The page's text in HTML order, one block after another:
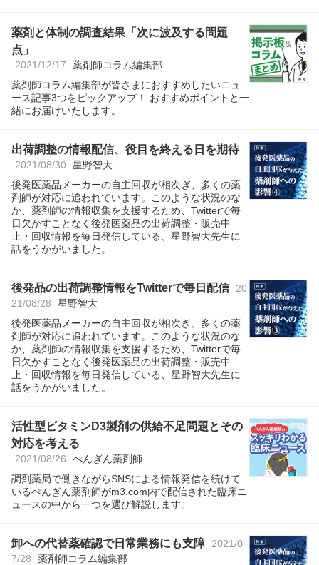
薬剤と体制の調査結果「次に波及する問題
点」
2021/12/17 薬剤師コラム編集部
薬剤師コラム編集部が皆さまにおすすめしたいニュ
ース記事3つをピックアップ！ おすすめポイントと一
緒にお届けいたします。
出荷調整の情報配信、役目を終える日を期待
2021/08/30 星野智大
後発医薬品メーカーの自主回収が相次ぎ、多くの薬
剤師が対応に追われています。このような状況のな
か、薬剤師の情報収集を支援するため、Twitterで毎
日欠かすことなく後発医薬品の出荷調整・販売中
止・回収情報を毎日発信している、星野智大先生に
話をうかがいました。
後発品の出荷調整情報をTwitterで毎日配信
20
21/08/28
星野智大
後発医薬品メーカーの自主回収が相次ぎ、多くの薬
剤師が対応に追われています。このような状況のな
か、薬剤師の情報収集を支援するため、Twitterで毎
日欠かすことなく後発医薬品の出荷調整・販売中
止・回収情報を毎日発信している、星野智大先生に
話をうかがいました。
活性型ビタミンD3製剤の供給不足問題とその
対応を考える
2021/08/26 ぺんぎん薬剤師
調剤薬局で働きながらSNSによる情報発信を続けて
いるぺんぎん薬剤師がm3.com内で配信された臨床ニ
ュースの中から一つを選び解説します。
卸への代替薬確認で日常業務にも支障
2021/0
7/28
薬剤師コラム編集部